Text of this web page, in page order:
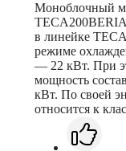
Моноблочный
в линейке
режиме
— 22 кВт. При
мощность
кВт. По своей
относится к